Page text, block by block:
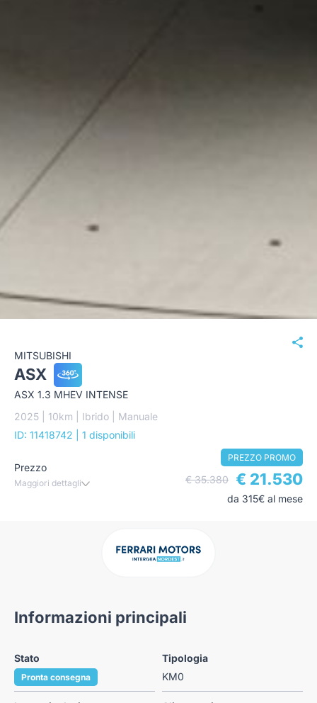
MITSUBISHI
ASX
ASX 1.3 MHEV INTENSE
2025 | 10km | Ibrido | Manuale
ID: 11418742
| 1 disponibili
Prezzo
Maggiori dettagli
PREZZO PROMO
€ 35.380 € 21.530
da 315€ al mese
Informazioni principali
Stato
Pronta consegna
Tipologia
KM0